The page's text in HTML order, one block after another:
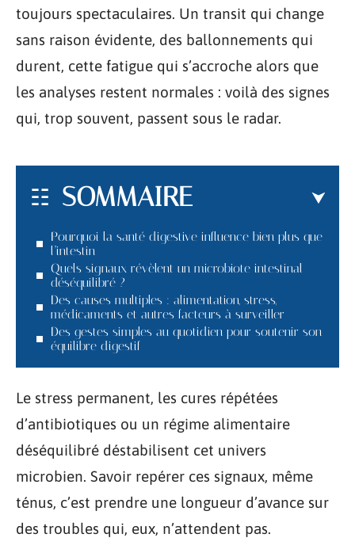
toujours spectaculaires. Un transit qui change
sans raison évidente, des ballonnements qui
durent, cette fatigue qui s’accroche alors que
les analyses restent normales : voilà des signes
qui, trop souvent, passent sous le radar.
SOMMAIRE
Pourquoi la santé digestive influence bien plus que
l’intestin
Quels signaux révèlent un microbiote intestinal
déséquilibré ?
Des causes multiples : alimentation, stress,
médicaments et autres facteurs à surveiller
Des gestes simples au quotidien pour soutenir son
équilibre digestif
Le stress permanent, les cures répétées
d’antibiotiques ou un régime alimentaire
déséquilibré déstabilisent cet univers
microbien. Savoir repérer ces signaux, même
ténus, c’est prendre une longueur d’avance sur
des troubles qui, eux, n’attendent pas.